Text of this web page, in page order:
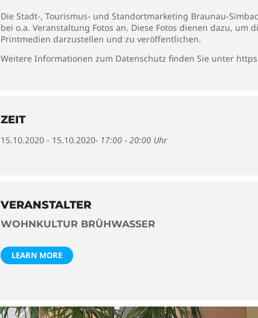
Die Stadt-, Tourismus- und Standortmarketing Braunau-
bei o.a. Veranstaltung Fotos an. Diese Fotos dienen dazu,
Printmedien darzustellen und zu veröffentlichen.
Weitere Informationen zum Datenschutz finden Sie unter
ZEIT
15.10.2020 - 15.10.2020- 17:00 - 20:00 Uhr
VERANSTALTER
WOHNKULTUR BRÜHWASSER
LEARN MORE